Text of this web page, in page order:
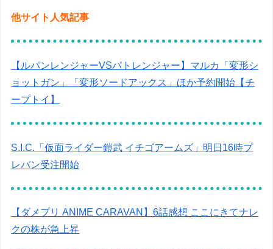
他サイト人気記事
【ルパンレンジャーVSパトレンジャー】マルカ「変形シ
ョットガン」「変形ソードアックス」ほか予約開始【チ
ープトイ】
S.I.C.「仮面ライダー鎧武 イチゴアームズ」明日16時プ
レバン受注開始
【ダメプリ ANIME CARAVAN】6話感想 ここにきてナレ
クの株が急上昇